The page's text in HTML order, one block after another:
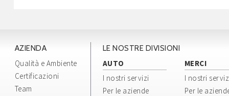
AZIENDA
Qualità e Ambiente
Certificazioni
Team
LE NOSTRE DIVISIONI
AUTO
I nostri servizi
Per le aziende
MERCI
I nostri
Per le